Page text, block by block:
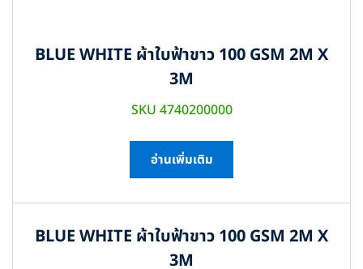
BLUE WHITE ผ้าใบฟ้าขาว 100 GSM 2M X
3M
SKU 4740200000
อ่านเพิ่มเติม
BLUE WHITE ผ้าใบฟ้าขาว 100 GSM 2M X
3M